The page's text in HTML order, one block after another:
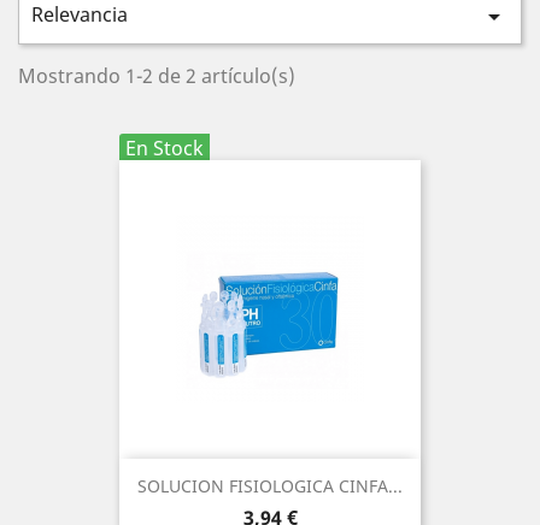
Relevancia 
Mostrando 1-2 de 2 artículo(s)
En Stock
SOLUCION FISIOLOGICA CINFA...
Precio
3,94 €